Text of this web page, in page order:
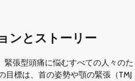
ンとストーリー
緊張型頭痛に悩むすべての人々のた
目標は、首の姿勢や顎の緊張（TMJ